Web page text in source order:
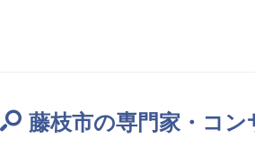
藤枝市の専門家・コン